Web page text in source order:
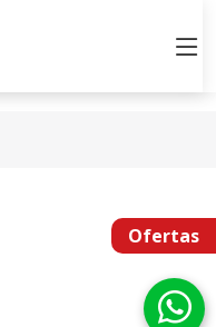
Ofertas